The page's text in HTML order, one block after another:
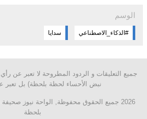
الوسم
#الذكاء_الاصطناعي سدايا
جميع التعليقات و الردود المطروحة لا تعبر عن
نبض الأحساء لحظة بلحظة) بل تعبر
2026 جميع الحقوق محفوظة, الواحة نيوز
بلحظة